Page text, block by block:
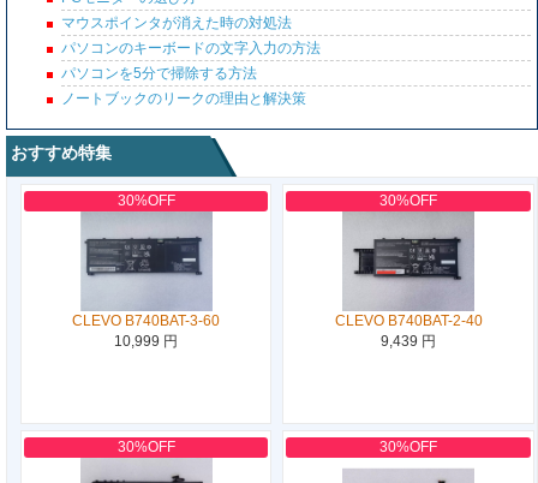
マウスポインタが消えた時の対処法
パソコンのキーボードの文字入力の方法
パソコンを5分で掃除する方法
ノートブックのリークの理由と解決策
おすすめ特集
30%OFF
CLEVO B740BAT-3-60
10,999 円
30%OFF
CLEVO B740BAT-2-40
9,439 円
30%OFF 30%OFF